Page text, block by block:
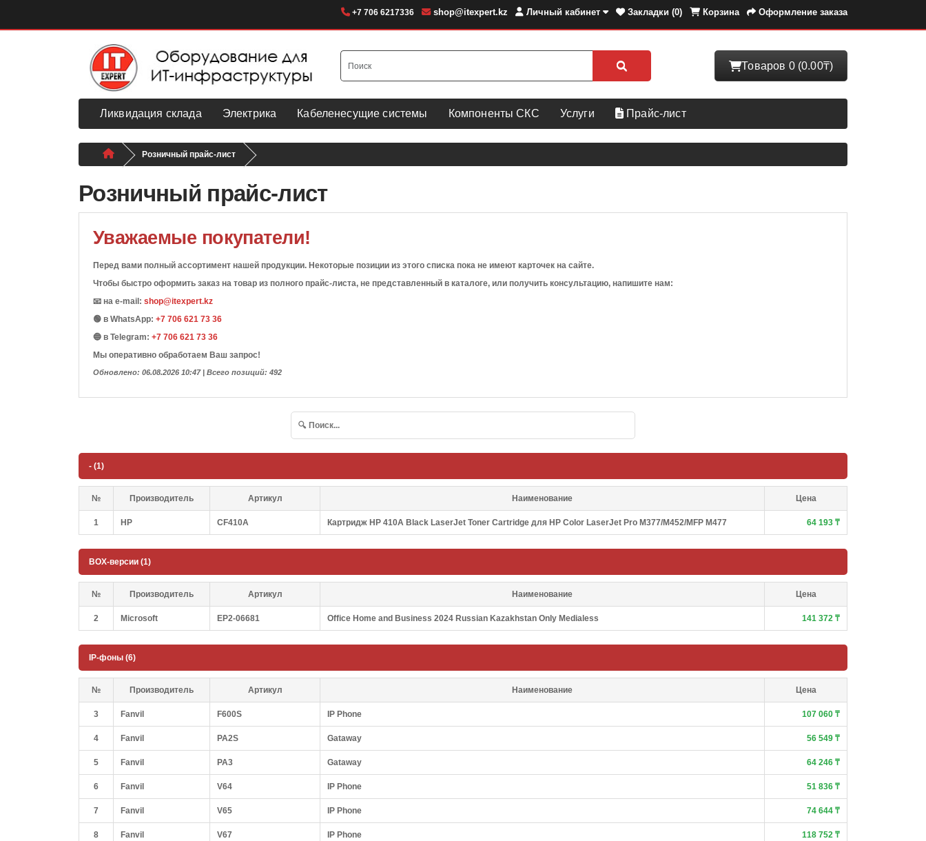
+7 706 6217336 shop@itexpert.kz Личный кабинет Закладки (0) Корзина Оформление заказа
Товаров 0 (0.00₸)
Ликвидация склада Электрика Кабеленесущие системы Компоненты СКС Услуги Прайс-лист
Розничный прайс-лист
Розничный прайс-лист
Уважаемые покупатели!
Перед вами полный ассортимент нашей продукции. Некоторые позиции из этого списка пока не имеют карточек на сайте.
Чтобы быстро оформить заказ на товар из полного прайс-листа, не представленный в каталоге, или получить консультацию, напишите нам:
📧 на e-mail: shop@itexpert.kz
🟢 в WhatsApp: +7 706 621 73 36
🔵 в Telegram: +7 706 621 73 36
Мы оперативно обработаем Ваш запрос!
Обновлено: 06.08.2026 10:47 | Всего позиций: 492
- (1)
№ Производитель Артикул Наименование Цена
1 HP CF410A Картридж HP 410A Black LaserJet Toner Cartridge для HP Color LaserJet Pro M377/M452/MFP M477 64 193 ₸
BOX-версии (1)
№ Производитель Артикул Наименование Цена
2 Microsoft EP2-06681 Office Home and Business 2024 Russian Kazakhstan Only Medialess 141 372 ₸
IP-фоны (6)
№ Производитель Артикул Наименование Цена
3 Fanvil F600S IP Phone 107 060 ₸
4 Fanvil PA2S Gataway 56 549 ₸
5 Fanvil PA3 Gataway 64 246 ₸
6 Fanvil V64 IP Phone 51 836 ₸
7 Fanvil V65 IP Phone 74 644 ₸
8 Fanvil V67 IP Phone 118 752 ₸